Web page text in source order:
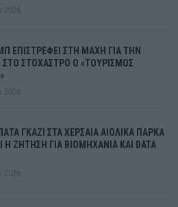
2026
ΕΠΙΣΤΡΕΦΕΙ ΣΤΗ ΜΑΧΗ ΓΙΑ ΤΗΝ
ΣΤΟ ΣΤΟΧΑΣΤΡΟ Ο «ΤΟΥΡΙΣΜΟΣ
2026
ΓΚΑΖΙ ΣΤΑ ΧΕΡΣΑΙΑ ΑΙΟΛΙΚΑ ΠΑΡΚΑ
Η ΖΗΤΗΣΗ ΓΙΑ ΒΙΟΜΗΧΑΝΙΑ ΚΑΙ DATA
2026